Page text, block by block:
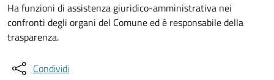
Ha funzioni di assistenza giuridico-amministrativa nei
confronti degli organi del Comune ed è responsabile della
trasparenza.
Condividi